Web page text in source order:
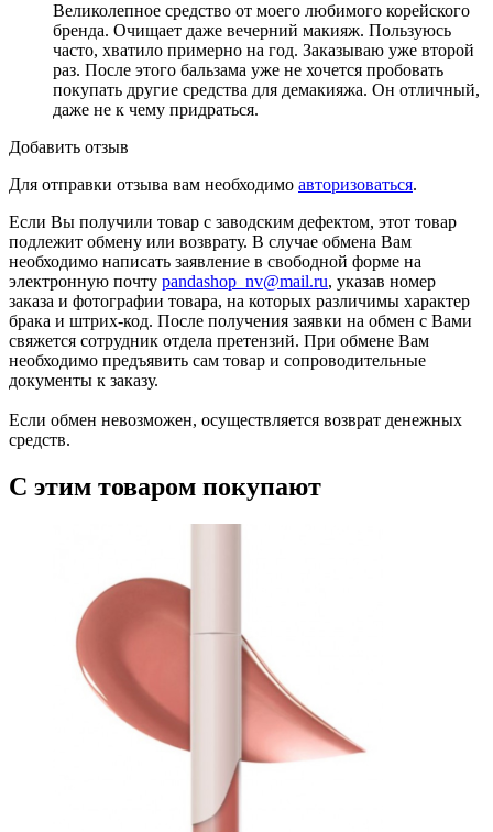
Великолепное средство от моего любимого корейского
бренда. Очищает даже вечерний макияж. Пользуюсь
часто, хватило примерно на год. Заказываю уже второй
раз. После этого бальзама уже не хочется пробовать
покупать другие средства для демакияжа. Он отличный,
даже не к чему придраться.
Добавить отзыв
Для отправки отзыва вам необходимо авторизоваться.
Если Вы получили товар с заводским дефектом, этот товар
подлежит обмену или возврату. В случае обмена Вам
необходимо написать заявление в свободной форме на
электронную почту pandashop_nv@mail.ru, указав номер
заказа и фотографии товара, на которых различимы характер
брака и штрих-код. После получения заявки на обмен с Вами
свяжется сотрудник отдела претензий. При обмене Вам
необходимо предъявить сам товар и сопроводительные
документы к заказу.
Если обмен невозможен, осуществляется возврат денежных
средств.
С этим товаром покупают